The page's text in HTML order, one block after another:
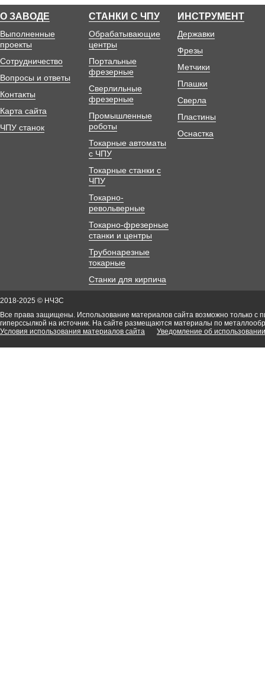
О ЗАВОДЕ
Выполненные
проекты
Сотрудничество
Вопросы и ответы
Контакты
Карта сайта
ЧПУ станок
СТАНКИ С ЧПУ
Обрабатывающие
центры
Портальные
фрезерные
Сверлильные
фрезерные
Промышленные
роботы
Токарные автоматы
с ЧПУ
Токарные станки с
ЧПУ
Токарно-
револьверные
Токарно-фрезерные
станки и центры
Трубонарезные
токарные
Станки для кирпича
ИНСТРУМЕНТ
Державки
Фрезы
Метчики
Плашки
Сверла
Пластины
Оснастка
2018-2025 © НЧЗС
Все права защищены. Использование материалов сайта возможно только с
гиперссылкой на источник. На сайте размещаются материалы по
Условия использования материалов сайта
Уведомление об